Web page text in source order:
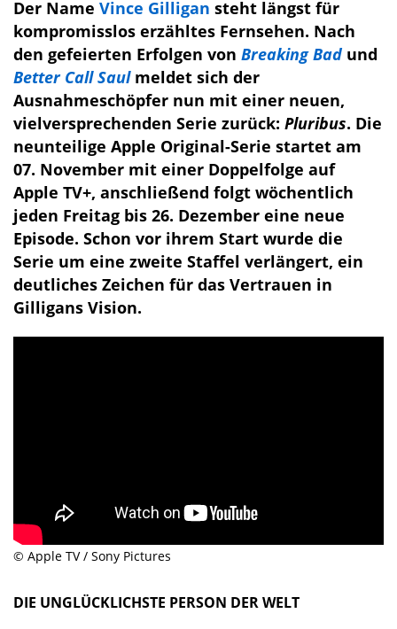
Der Name Vince Gilligan steht längst für
kompromisslos erzähltes Fernsehen. Nach
den gefeierten Erfolgen von Breaking Bad und
Better Call Saulmeldet sich der
Ausnahmeschöpfer nun mit einer neuen,
vielversprechenden Serie zurück: Pluribus. Die
neunteilige Apple Original-Serie startet am
07. November mit einer Doppelfolge auf
Apple TV+, anschließend folgt wöchentlich
jeden Freitag bis 26. Dezember eine neue
Episode. Schon vor ihrem Start wurde die
Serie um eine zweite Staffel verlängert, ein
deutliches Zeichen für das Vertrauen in
Gilligans Vision.
© Apple TV / Sony Pictures
DIE UNGLÜCKLICHSTE PERSON DER WELT